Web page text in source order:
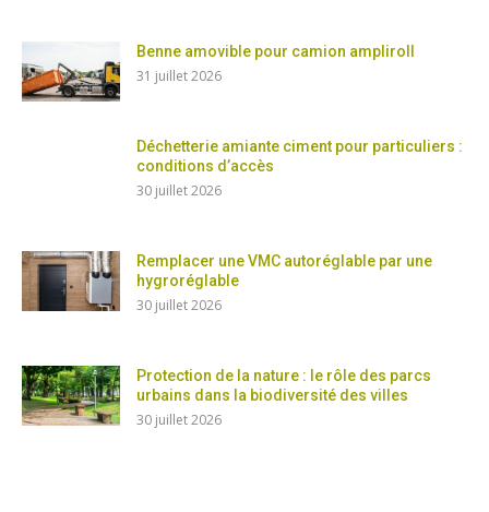
Benne amovible pour camion ampliroll
31 juillet 2026
Déchetterie amiante ciment pour particuliers :
conditions d’accès
30 juillet 2026
Remplacer une VMC autoréglable par une
hygroréglable
30 juillet 2026
Protection de la nature : le rôle des parcs
urbains dans la biodiversité des villes
30 juillet 2026